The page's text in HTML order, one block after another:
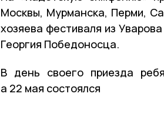
Москвы, Мурманска, Перми,
хозяева фестиваля из
Георгия Победоносца.
В день своего приезда
а 22 мая состоялся